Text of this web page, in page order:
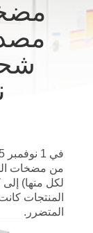
في
المصنع
اتصل
أخبار
لكل منها)
المنتجات
المتضرر.